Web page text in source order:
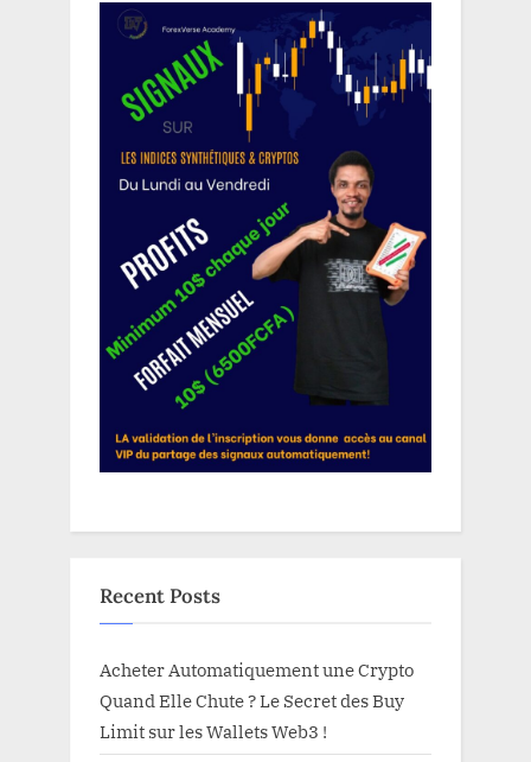
Recent Posts
Acheter Automatiquement une Crypto
Quand Elle Chute ? Le Secret des Buy
Limit sur les Wallets Web3 !